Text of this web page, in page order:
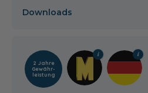
Downloads
2 Jahre
Gewähr­
leistung